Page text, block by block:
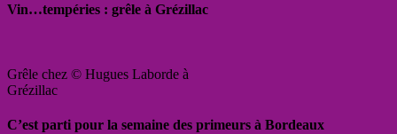
Vin…tempéries : grêle à Grézillac
Grêle chez © Hugues Laborde à
Grézillac
C’est parti pour la semaine des primeurs à Bordeaux